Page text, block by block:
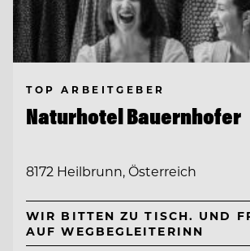
TOP ARBEITGEBER
Naturhotel Bauernhofer
8172 Heilbrunn, Österreich
WIR BITTEN ZU TISCH. UND
AUF WEGBEGLEITERINN